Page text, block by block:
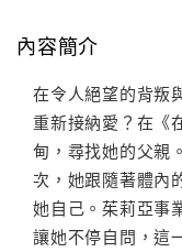
內容簡介
在令人絕望的背叛
重新接納愛？在《
甸，尋找她的父親
次，她跟隨著體內
她自己。茱莉亞事
讓她不停自問，這